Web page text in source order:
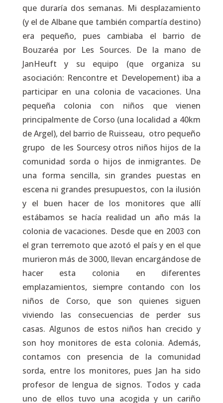
que duraría dos semanas. Mi desplazamiento
(y el de Albane que también compartía destino)
era pequeño, pues cambiaba el barrio de
Bouzaréa por Les Sources. De la mano de
JanHeuft y su equipo (que organiza su
asociación: Rencontre et Developement) iba a
participar en una colonia de vacaciones. Una
pequeña colonia con niños que vienen
principalmente de Corso (una localidad a 40km
de Argel), del barrio de Ruisseau, otro pequeño
grupo de les Sourcesy otros niños hijos de la
comunidad sorda o hijos de inmigrantes. De
una forma sencilla, sin grandes puestas en
escena ni grandes presupuestos, con la ilusión
y el buen hacer de los monitores que allí
estábamos se hacía realidad un año más la
colonia de vacaciones. Desde que en 2003 con
el gran terremoto que azotó el país y en el que
murieron más de 3000, llevan encargándose de
hacer esta colonia en diferentes
emplazamientos, siempre contando con los
niños de Corso, que son quienes siguen
viviendo las consecuencias de perder sus
casas. Algunos de estos niños han crecido y
son hoy monitores de esta colonia. Además,
contamos con presencia de la comunidad
sorda, entre los monitores, pues Jan ha sido
profesor de lengua de signos. Todos y cada
uno de ellos tuvo una acogida y un cariño